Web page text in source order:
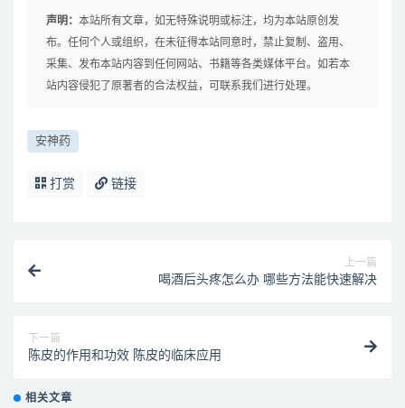
声明： 本站所有文章，如无特殊说明或标注，均为本站原创发
布。任何个人或组织，在未征得本站同意时，禁止复制、盗用、
采集、发布本站内容到任何网站、书籍等各类媒体平台。如若本
站内容侵犯了原著者的合法权益，可联系我们进行处理。
安神药
打赏 链接
上一篇
喝酒后头疼怎么办 哪些方法能快速解决
下一篇
陈皮的作用和功效 陈皮的临床应用
相关文章